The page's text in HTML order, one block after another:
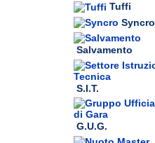
Tuffi
Syncro
Salvamento
S.I.T.
G.U.G.